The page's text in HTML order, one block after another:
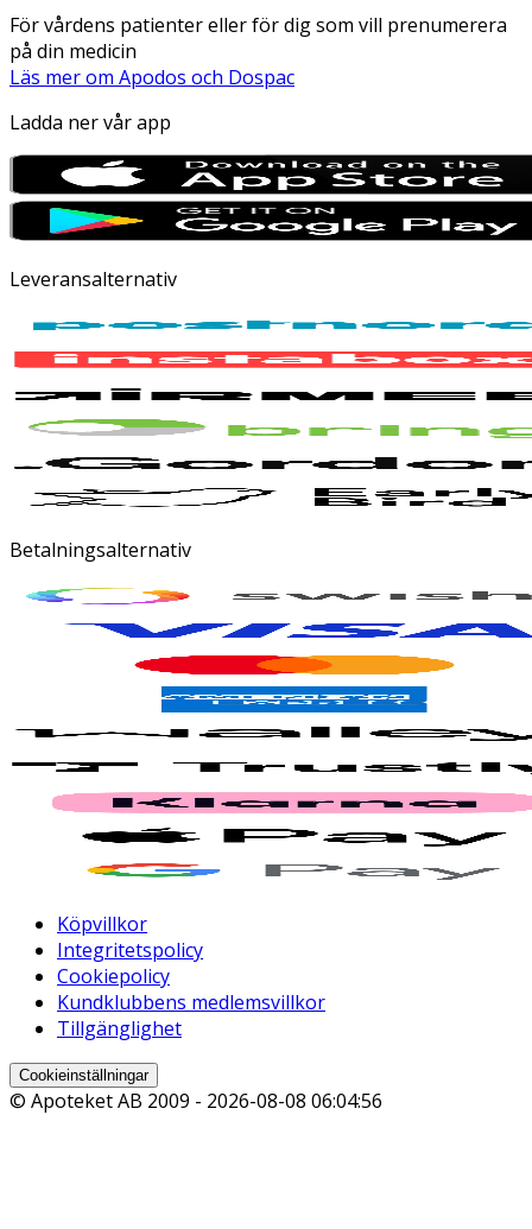
För vårdens patienter eller för dig som vill prenumerera
på din medicin
Läs mer om Apodos och Dospac
Ladda ner vår app
Leveransalternativ
Betalningsalternativ
Köpvillkor
Integritetspolicy
Cookiepolicy
Kundklubbens medlemsvillkor
Tillgänglighet
Cookieinställningar
© Apoteket AB 2009 - 2026-08-08 06:04:56